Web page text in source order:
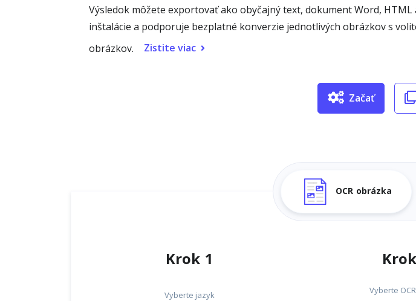
Výsledok môžete exportovať ako obyčajný text, dokument Word,
inštalácie a podporuje bezplatné konverzie jednotlivých obrázkov s
obrázkov.
Zistite viac
Začať
OCR obrázka
Krok 1
Vyberte jazyk Vyberte